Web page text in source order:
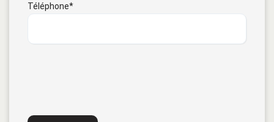
Téléphone*